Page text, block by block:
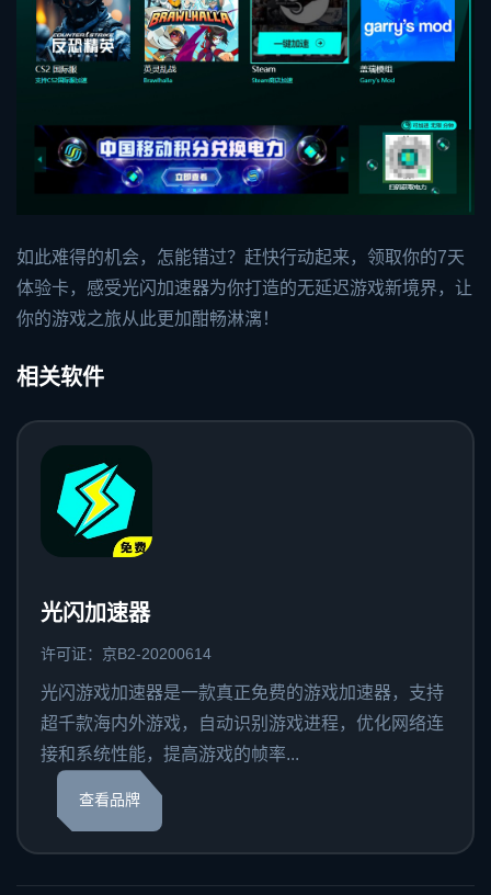
如此难得的机会，怎能错过？赶快行动起来，领取你的7天
体验卡，感受光闪加速器为你打造的无延迟游戏新境界，让
你的游戏之旅从此更加酣畅淋漓！
相关软件
光闪加速器
许可证：京B2-20200614
光闪游戏加速器是一款真正免费的游戏加速器，支持
超千款海内外游戏，自动识别游戏进程，优化网络连
接和系统性能，提高游戏的帧率...
查看品牌